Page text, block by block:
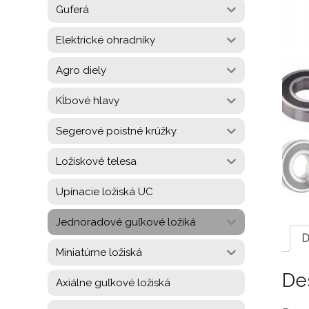
Guferá
Elektrické ohradníky
Agro diely
Kĺbové hlavy
Segerové poistné krúžky
Ložiskové telesa
Upínacie ložiská UC
Jednoradové guľkové ložiká
Miniatúrne ložiská
Axiálne guľkové ložiská